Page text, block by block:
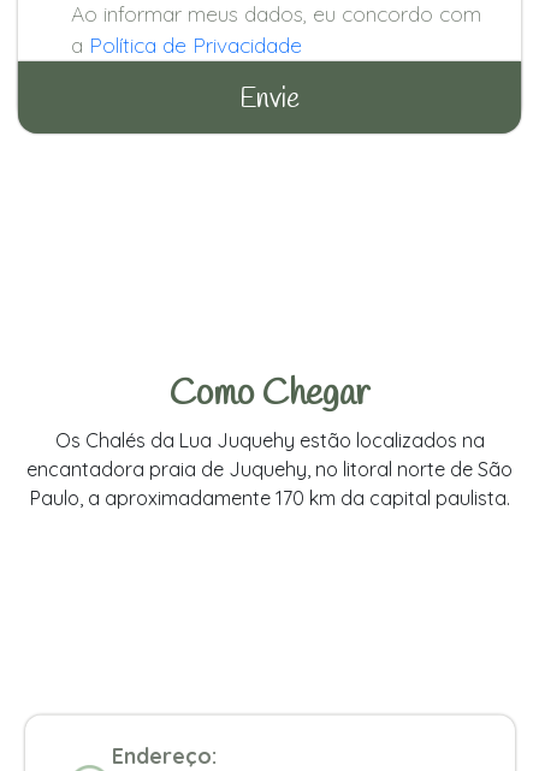
Ao informar meus dados, eu concordo com
a Política de Privacidade
Como Chegar
Os Chalés da Lua Juquehy estão localizados na
encantadora praia de Juquehy, no litoral norte de São
Paulo, a aproximadamente 170 km da capital paulista.
Endereço: